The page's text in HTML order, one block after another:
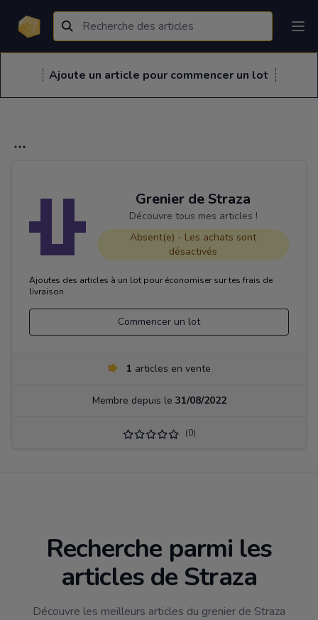
Grenier de Straza
Découvre tous mes articles !
Absent(e) - Les achats sont
désactivés
Ajoutes des articles à un lot pour économiser sur tes frais de
livraison
Commencer un lot
1 articles en vente
Membre depuis le 31/08/2022
(0)
Recherche parmi les
articles de Straza
Découvre les meilleurs articles du grenier de Straza
Ajoute un article pour commencer un lot